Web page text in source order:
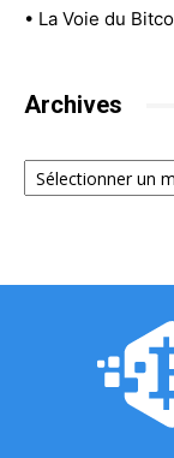
• La Voie du
Archives
Archives